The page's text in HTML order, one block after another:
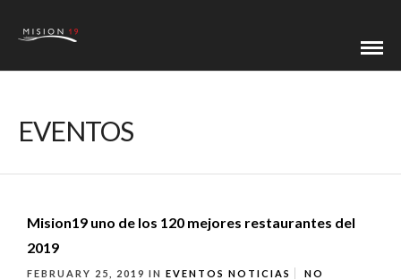
EVENTOS
Mision19 uno de los 120 mejores restaurantes del
2019
FEBRUARY 25, 2019 IN EVENTOS NOTICIAS
NO